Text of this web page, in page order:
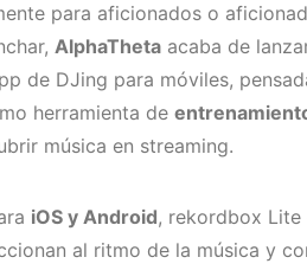
para aficionados o
AlphaTheta acaba de
de DJing para móviles,
herramienta de
música en streaming.
iOS y Android, rekordbox
al ritmo de la música y